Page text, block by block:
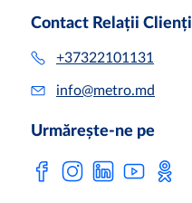
Contact Relații Clienți
+37322101131
info@metro.md
Urmărește-ne pe